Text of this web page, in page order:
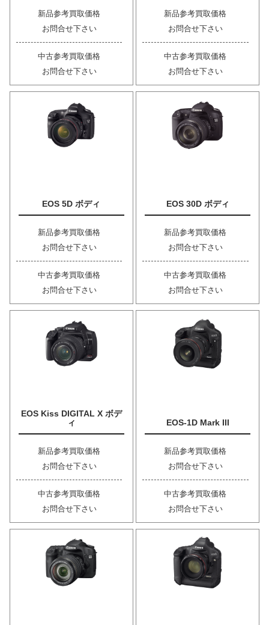
新品参考買取価格
お問合せ下さい
中古参考買取価格
お問合せ下さい
新品参考買取価格
お問合せ下さい
中古参考買取価格
お問合せ下さい
EOS 5D ボディ
新品参考買取価格
お問合せ下さい
中古参考買取価格
お問合せ下さい
EOS 30D ボディ
新品参考買取価格
お問合せ下さい
中古参考買取価格
お問合せ下さい
EOS Kiss DIGITAL X ボデ
ィ
新品参考買取価格
お問合せ下さい
中古参考買取価格
お問合せ下さい
EOS-1D Mark III
新品参考買取価格
お問合せ下さい
中古参考買取価格
お問合せ下さい